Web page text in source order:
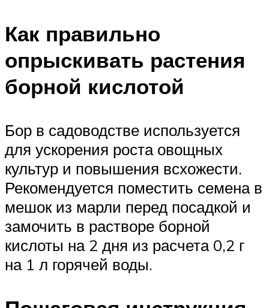
Как правильно
опрыскивать растения
борной кислотой
Бор в садоводстве используется
для ускорения роста овощных
культур и повышения всхожести.
Рекомендуется поместить семена в
мешок из марли перед посадкой и
замочить в растворе борной
кислоты на 2 дня из расчета 0,2 г
на 1 л горячей воды.